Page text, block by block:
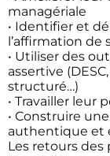
managériale
• Identifier et
l’affirmation de
• Utiliser des
assertive
structuré…)
• Travailler leur
• Construire
authentique et
Les retours